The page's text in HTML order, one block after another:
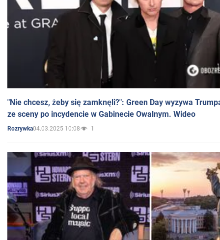
"Nie chcesz, żeby się zamknęli?": Green Day wyzywa
ze sceny po incydencie w Gabinecie Owalnym. Wideo
Rozrywka04.03.2025 10:08 1